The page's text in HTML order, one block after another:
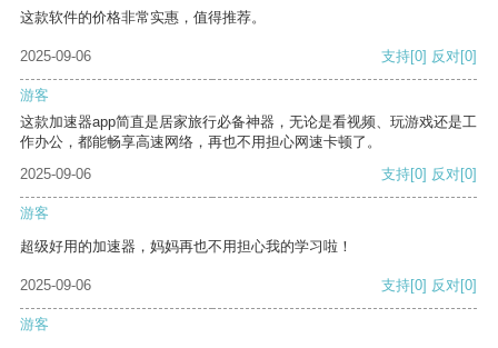
这款软件的价格非常实惠，值得推荐。
2025-09-06 支持[0] 反对[0]
游客
这款加速器app简直是居家旅行必备神器，无论是看视频、玩游戏还是工
作办公，都能畅享高速网络，再也不用担心网速卡顿了。
2025-09-06
支持[0] 反对[0]
游客
超级好用的加速器，妈妈再也不用担心我的学习啦！
2025-09-06 支持[0] 反对[0]
游客